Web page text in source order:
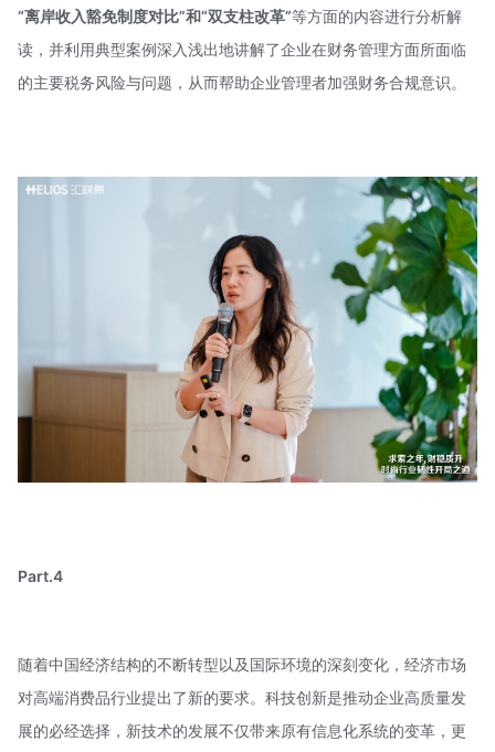
“离岸收入豁免制度对比”和“双支柱改革”等方面的内容进行分析解
读，并利用典型案例深入浅出地讲解了企业在财务管理方面所面临
的主要税务风险与问题，从而帮助企业管理者加强财务合规意识。
Part.4
随着中国经济结构的不断转型以及国际环境的深刻变化，经济市场
对高端消费品行业提出了新的要求。科技创新是推动企业高质量发
展的必经选择，新技术的发展不仅带来原有信息化系统的变革，更